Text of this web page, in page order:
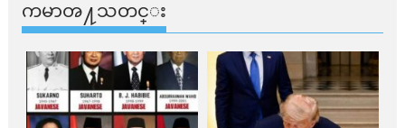
ကမာၻ႔သတင္း